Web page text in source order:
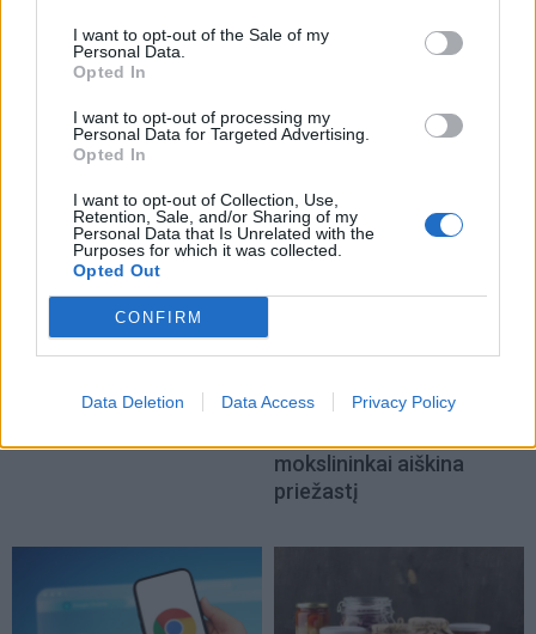
I want to opt-out of the Sale of my
Personal Data.
Opted In
I want to opt-out of processing my
Personal Data for Targeted Advertising.
Opted In
I want to opt-out of Collection, Use,
Retention, Sale, and/or Sharing of my
Personal Data that Is Unrelated with the
Purposes for which it was collected.
Opted Out
CONFIRM
Data Deletion Data Access Privacy Policy
NAUJI
išbandykite šiuos
paplūdimiuose gali
mokslininkai aiškina
priežastį